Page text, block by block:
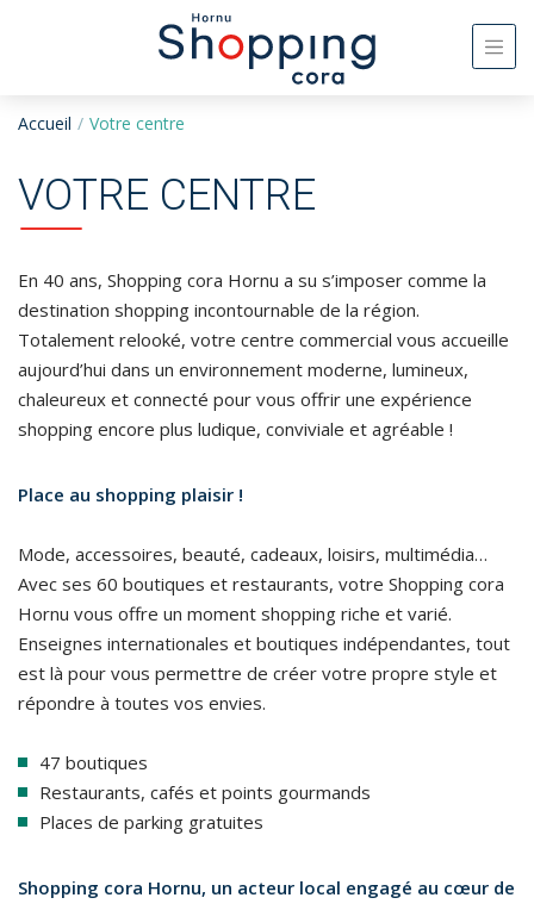
Accueil Votre centre
VOTRE CENTRE
En 40 ans, Shopping cora Hornu a su s’imposer comme la
destination shopping incontournable de la région.
Totalement relooké, votre centre commercial vous accueille
aujourd’hui dans un environnement moderne, lumineux,
chaleureux et connecté pour vous offrir une expérience
shopping encore plus ludique, conviviale et agréable !
Place au shopping plaisir !
Mode, accessoires, beauté, cadeaux, loisirs, multimédia…
Avec ses 60 boutiques et restaurants, votre Shopping cora
Hornu vous offre un moment shopping riche et varié.
Enseignes internationales et boutiques indépendantes, tout
est là pour vous permettre de créer votre propre style et
répondre à toutes vos envies.
47 boutiques
Restaurants, cafés et points gourmands
Places de parking gratuites
Shopping cora Hornu, un acteur local engagé au cœur de